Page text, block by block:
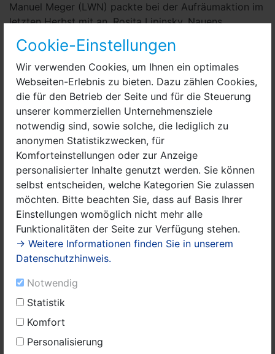
Cookie-Einstellungen
Wir verwenden Cookies, um Ihnen ein optimales
Webseiten-Erlebnis zu bieten. Dazu zählen Cookies,
die für den Betrieb der Seite und für die Steuerung
unserer kommerziellen Unternehmensziele
notwendig sind, sowie solche, die lediglich zu
anonymen Statistikzwecken, für
Komforteinstellungen oder zur Anzeige
personalisierter Inhalte genutzt werden. Sie können
selbst entscheiden, welche Kategorien Sie zulassen
möchten. Bitte beachten Sie, dass auf Basis Ihrer
Einstellungen womöglich nicht mehr alle
Funktionalitäten der Seite zur Verfügung stehen.
→ Weitere Informationen finden Sie in unserem
Datenschutzhinweis.
Notwendig
Statistik
Komfort
Personalisierung
Manuel Meger (LWN) packte bei der Aufräumaktion im
letzten Herbst mit an. Rosita Lipinsky, Nauens
Jugendkoordinatorin, betreute das Projekt und war am
Donnerstag vor Ort und erläuterte: „Die Jungs sorgten
dafür, dass eine permanente Grünpflege auf einem Teil
des Ufergeländes stattfindet und jetzt - als Abschluss
- für die Aufstellung einer überdachten Sitzgruppe als
Picknickmöglichkeit. Ich finde es beeindruckend, was
die Drei für ihr Projekt alles gestemmt haben und wen
sie alles mit ins Boot geholt haben, auch wenn das
Projekt aus organisatorischen Gründen etwas länger
als geplant gedauert hat.“ Raumpionier Oliver sagte
am Rande: „Die Sitzgruppe sieht mega-gut aus und ich
bin mega-zufrieden. Jetzt hoffen wir alle, dass sie
richtig lange so gut aussieht und nicht gleich wieder
beschmiert oder kaputt gemacht wird.“
Hergestellt und aufgebaut wurde die Sitzgruppe
ein durch das Jobcenter des Landkreises gefördertes
Beschäftigungsprojekt zur Wiedereingliederung für
Zukunft“ wiederum wurde von der Landesvereinigung
Kulturelle Kinder- und Jugendbildung Brandenburg e.V.,